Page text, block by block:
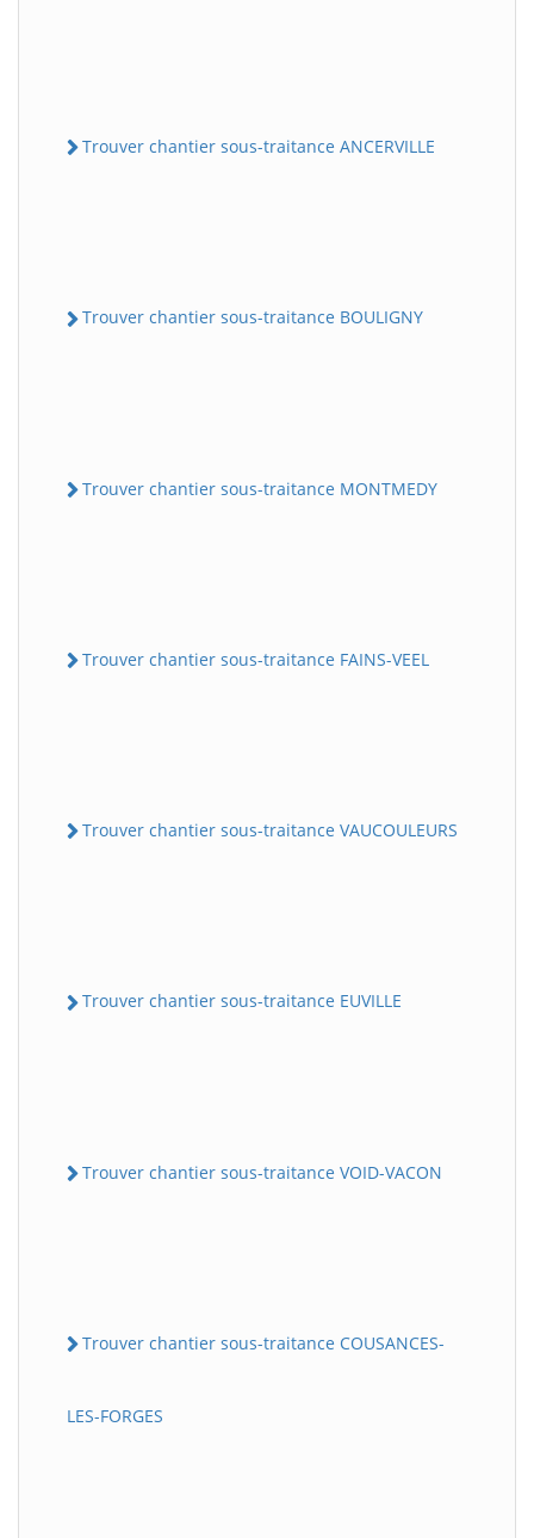
Trouver chantier sous-traitance ANCERVILLE
Trouver chantier sous-traitance BOULIGNY
Trouver chantier sous-traitance MONTMEDY
Trouver chantier sous-traitance FAINS-VEEL
Trouver chantier sous-traitance VAUCOULEURS
Trouver chantier sous-traitance EUVILLE
Trouver chantier sous-traitance VOID-VACON
Trouver chantier sous-traitance COUSANCES-
LES-FORGES